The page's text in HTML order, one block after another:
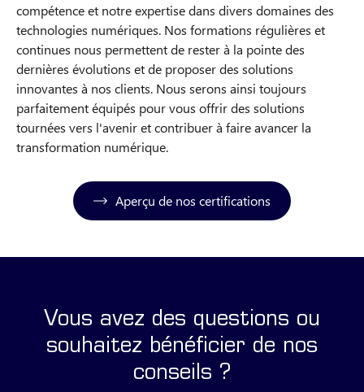
compétence et notre expertise dans divers domaines des
technologies numériques. Nos formations régulières et
continues nous permettent de rester à la pointe des
dernières évolutions et de proposer des solutions
innovantes à nos clients. Nous serons ainsi toujours
parfaitement équipés pour vous offrir des solutions
tournées vers l'avenir et contribuer à faire avancer la
transformation numérique.
Aperçu de nos certifications
Vous avez des questions ou
souhaitez bénéficier de nos
conseils ?